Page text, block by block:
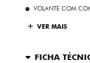
VOLANTE COM
VER MAIS
FICHA